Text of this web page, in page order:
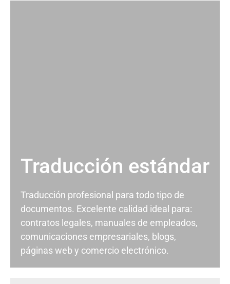
Traducción estándar
Traducción profesional para todo tipo de
documentos. Excelente calidad ideal para:
contratos legales, manuales de empleados,
comunicaciones empresariales, blogs,
páginas web y comercio electrónico.